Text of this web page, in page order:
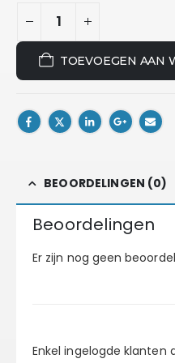
TOEVOEGEN AAN
BEOORDELINGEN (0)
Beoordelingen
Er zijn nog geen
Enkel ingelogde